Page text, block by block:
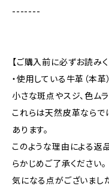
-------
【ご購入前に必ずお読みく
・使用している牛革（本
小さな斑点やスジ、色ム
これらは天然皮革ならで
あります。
このような理由による返
らかじめご了承ください。
気になる点がございまし